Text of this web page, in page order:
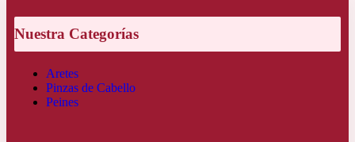
Nuestra Categorías
Aretes
Pinzas de Cabello
Peines